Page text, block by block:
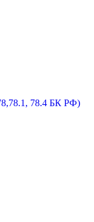
78.4 БК РФ)